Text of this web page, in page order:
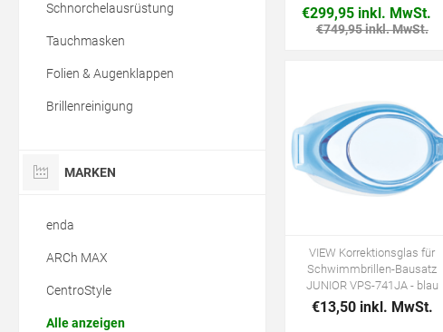
€299,95 inkl. MwSt.
€749,95 inkl. MwSt.
VIEW Korrektionsglas für
Schwimmbrillen-Bausatz
JUNIOR VPS-741JA - blau
€13,50 inkl. MwSt.
Schnorchelausrüstung
Tauchmasken
Folien & Augenklappen
Brillenreinigung
MARKEN
enda
ARCh MAX
CentroStyle
Alle anzeigen